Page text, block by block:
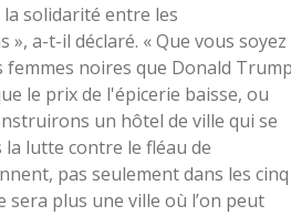
solidarité entre les
a-t-il déclaré. « Que vous soyez
noires que Donald
le prix de l'épicerie baisse, ou
un hôtel de ville qui se
lutte contre le fléau de
pas seulement dans les cinq
plus une ville où l’on peut